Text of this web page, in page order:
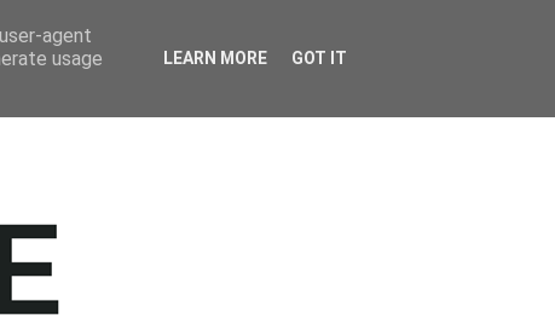
BARWNE TRAVEL
agent
usage
LEARN MORE GOT IT